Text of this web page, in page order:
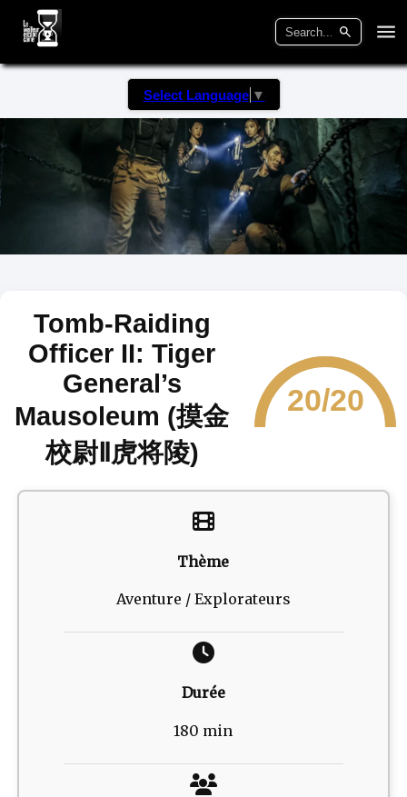
Select Language ▼
Tomb-Raiding
Officer II: Tiger
General’s
Mausoleum (摸金
校尉Ⅱ虎将陵)
20/20
Thème
Aventure / Explorateurs
Durée
180 min